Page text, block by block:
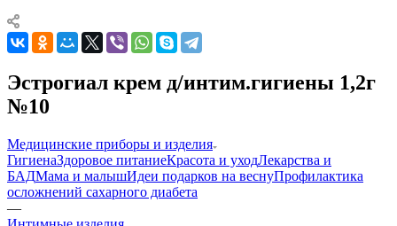
Эстрогиал крем д/интим.гигиены 1,2г
№10
Медицинские приборы и изделия
ГигиенаЗдоровое питаниеКрасота и уходЛекарства и
БАДМама и малышИдеи подарков на веснуПрофилактика
осложнений сахарного диабета
—